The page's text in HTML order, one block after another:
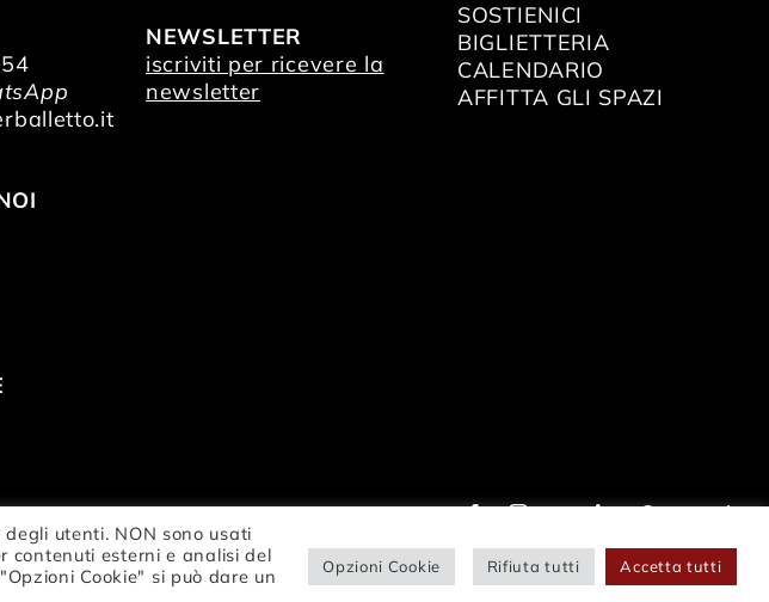
NEWSLETTER
iscriviti per ricevere la
newsletter
SOSTIENICI
BIGLIETTERIA
CALENDARIO
AFFITTA GLI SPAZI
| C. F. / P.IVA
utenti. NON sono usati
contenuti esterni e analisi del
Cookie" si può dare un
Opzioni Cookie Rifiuta tutti Accetta tutti